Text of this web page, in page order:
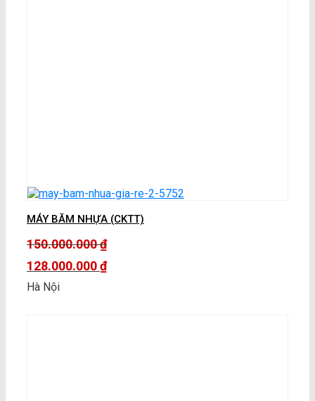
MÁY BĂM NHỰA (CKTT)
150.000.000₫
Giá
là:
128.000.000₫
Giá
Hà Nội